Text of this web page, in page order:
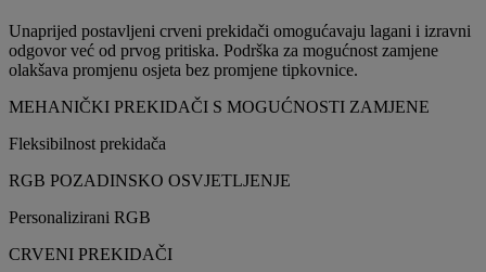
Unaprijed postavljeni crveni prekidači omogućavaju lagani i izravni
odgovor već od prvog pritiska. Podrška za mogućnost zamjene
olakšava promjenu osjeta bez promjene tipkovnice.
MEHANIČKI PREKIDAČI S MOGUĆNOSTI ZAMJENE
Fleksibilnost prekidača
RGB POZADINSKO OSVJETLJENJE
Personalizirani RGB
CRVENI PREKIDAČI